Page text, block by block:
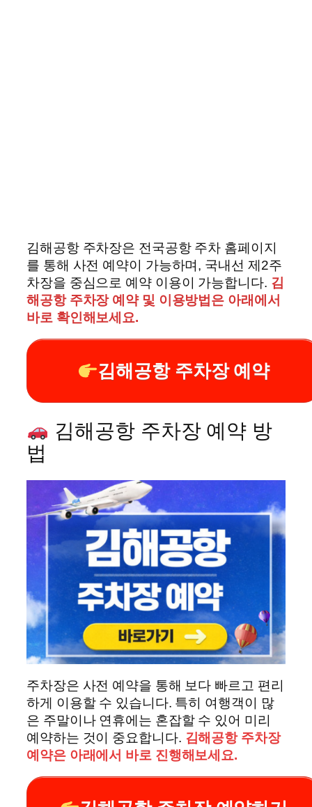
김해공항 주차장은 전국공항 주차 홈페이지
를 통해 사전 예약이 가능하며, 국내선 제2주
차장을 중심으로 예약 이용이 가능합니다. 김
해공항 주차장 예약 및 이용방법은 아래에서
바로 확인해보세요.
김해공항 주차장 예약
김해공항 주차장 예약 방
법
주차장은 사전 예약을 통해 보다 빠르고 편리
하게 이용할 수 있습니다. 특히 여행객이 많
은 주말이나 연휴에는 혼잡할 수 있어 미리
예약하는 것이 중요합니다. 김해공항 주차장
예약은 아래에서 바로 진행해보세요.